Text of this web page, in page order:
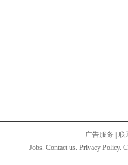
广告服务
联
Jobs. Contact us. Privacy Policy.